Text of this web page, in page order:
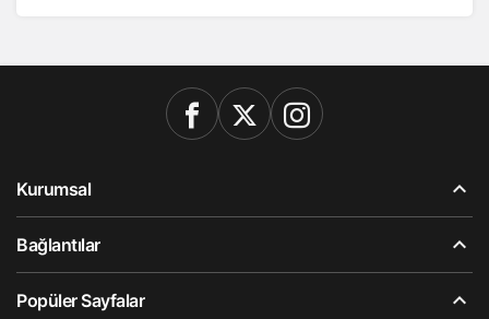
Kurumsal
Bağlantılar
Popüler Sayfalar